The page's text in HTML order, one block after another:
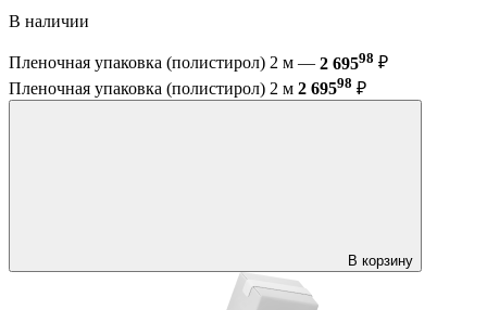
В наличии
Пленочная упаковка (полистирол) 2 м — 2 69598 ₽
Пленочная упаковка (полистирол) 2 м 2 69598 ₽
В корзину